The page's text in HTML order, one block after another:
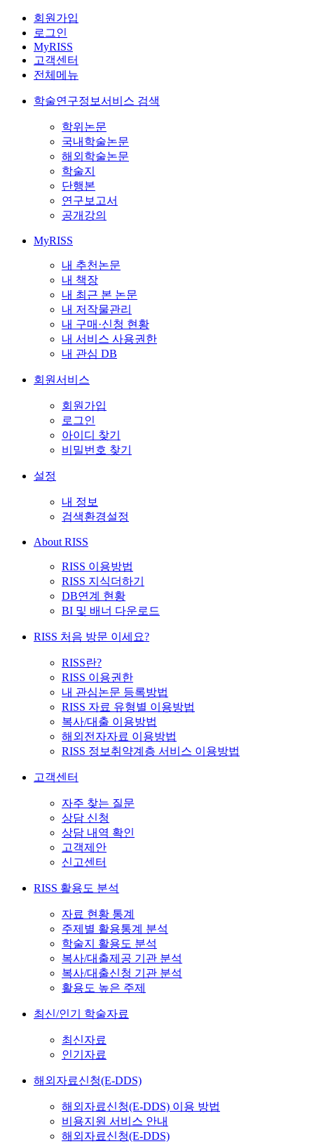
회원가입
로그인
MyRISS
고객센터
전체메뉴
학술연구정보서비스 검색
학위논문
국내학술논문
해외학술논문
학술지
단행본
연구보고서
공개강의
MyRISS
내 추천논문
내 책장
내 최근 본 논문
내 저작물관리
내 구매·신청 현황
내 서비스 사용권한
내 관심 DB
회원서비스
회원가입
로그인
아이디 찾기
비밀번호 찾기
설정
내 정보
검색환경설정
About RISS
RISS 이용방법
RISS 지식더하기
DB연계 현황
BI 및 배너 다운로드
RISS 처음 방문 이세요?
RISS란?
RISS 이용권한
내 관심논문 등록방법
RISS 자료 유형별 이용방법
복사/대출 이용방법
해외전자자료 이용방법
RISS 정보취약계층 서비스 이용방법
고객센터
자주 찾는 질문
상담 신청
상담 내역 확인
고객제안
신고센터
RISS 활용도 분석
자료 현황 통계
주제별 활용통계 분석
학술지 활용도 분석
복사/대출제공 기관 분석
복사/대출신청 기관 분석
활용도 높은 주제
최신/인기 학술자료
최신자료
인기자료
해외자료신청(E-DDS)
해외자료신청(E-DDS) 이용 방법
비용지원 서비스 안내
해외자료신청(E-DDS)